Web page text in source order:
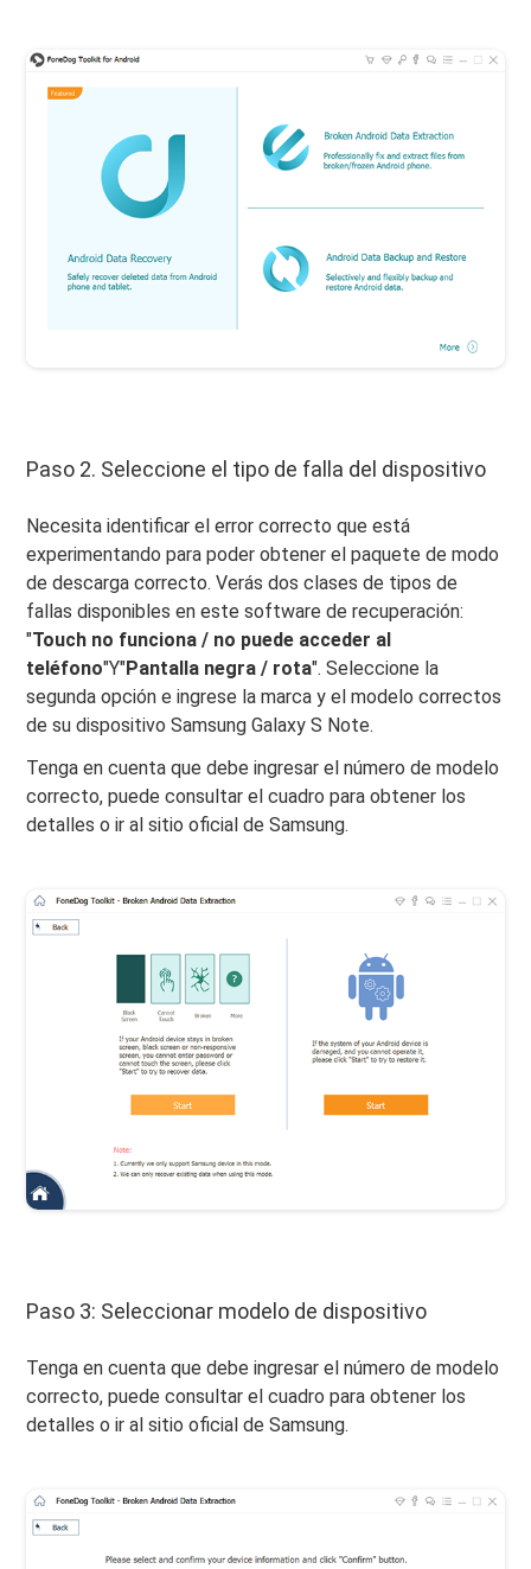
Paso 2. Seleccione el tipo de falla del dispositivo
Necesita identificar el error correcto que está
experimentando para poder obtener el paquete de modo
de descarga correcto. Verás dos clases de tipos de
fallas disponibles en este software de recuperación:
"Touch no funciona / no puede acceder al
teléfono"Y"Pantalla negra / rota". Seleccione la
segunda opción e ingrese la marca y el modelo correctos
de su dispositivo Samsung Galaxy S Note.
Tenga en cuenta que debe ingresar el número de modelo
correcto, puede consultar el cuadro para obtener los
detalles o ir al sitio oficial de Samsung.
Paso 3: Seleccionar modelo de dispositivo
Tenga en cuenta que debe ingresar el número de modelo
correcto, puede consultar el cuadro para obtener los
detalles o ir al sitio oficial de Samsung.